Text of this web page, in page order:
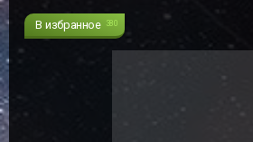
В избранное 380